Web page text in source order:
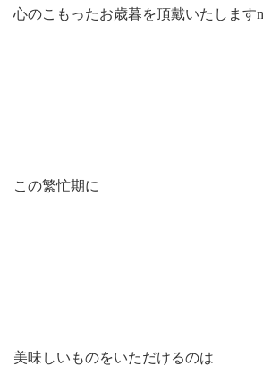
心のこもったお歳暮を頂戴いたします
この繁忙期に
美味しいものをいただけるのは